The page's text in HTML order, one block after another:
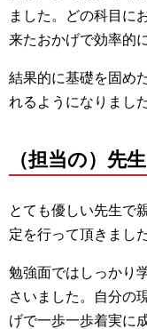
ました。どの科目に
来たおかげで効率的
結果的に基礎を固め
れるようになりました
（担当の）先
とても優しい先生で
定を行って頂きました
勉強面ではしっかり
さいました。自分の
げで一歩一歩着実に